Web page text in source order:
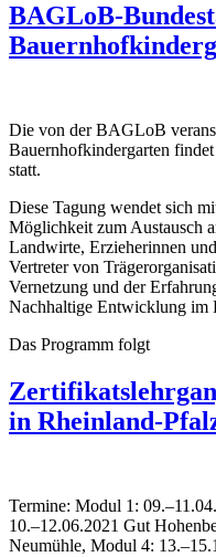
BAGLoB-
Die von der BAGLoB
Bauernhofkindergarten
statt.
Diese Tagung wendet sich
Möglichkeit zum Austausch
Landwirte, Erzieherinnen
Vertreter von
Vernetzung und der
Nachhaltige Entwicklung im
Das Programm folgt
in Rheinland-
Termine: Modul 1:
10.–12.06.2021 Gut
Neumühle, Modul 4: